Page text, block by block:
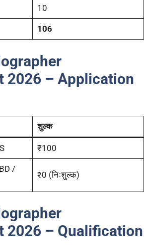
10
106
2026 – Application
शुल्क
₹100
/
₹0 (निःशुल्क)
2026 – Qualification